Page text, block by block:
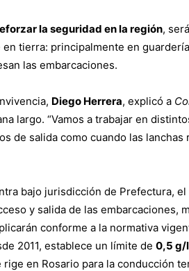
la seguridad en la región,
tierra: principalmente en
las embarcaciones.
Diego Herrera, explicó a
largo. “Vamos a trabajar en
de salida como cuando las lanchas
bajo jurisdicción de Prefectura,
y salida de las embarcaciones,
conforme a la normativa
2011, establece un límite de 0,5 g/
en Rosario para la conducción